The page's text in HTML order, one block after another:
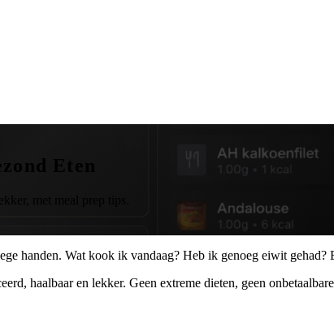
Eten
met meal prep tips.
handen. Wat kook ik vandaag? Heb ik genoeg eiwit gehad?
haalbaar en lekker. Geen extreme dieten, geen